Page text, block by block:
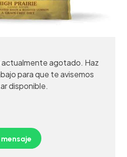
agotado. Haz
para que te avisemos
disponible.